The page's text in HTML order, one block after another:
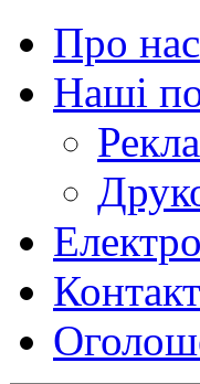
Про нас
Наші